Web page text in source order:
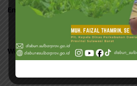
Email *
Website